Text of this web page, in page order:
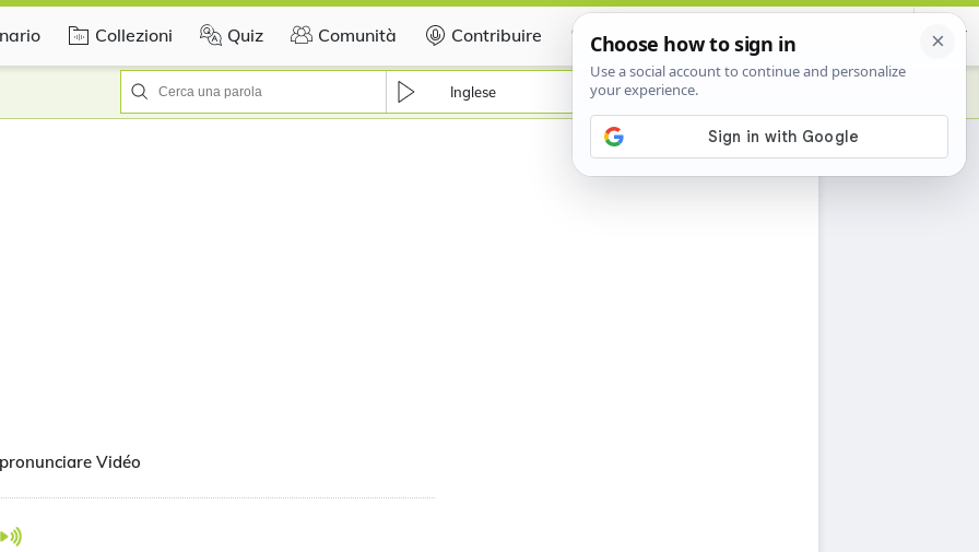
Collezioni Quiz Comunità Contribuire Certificate
Inglese
Vidéo